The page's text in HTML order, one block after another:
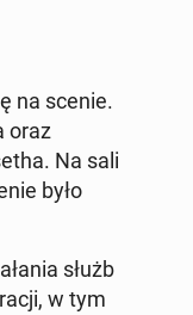
na scenie.
oraz
Na sali
było
służb
w tym